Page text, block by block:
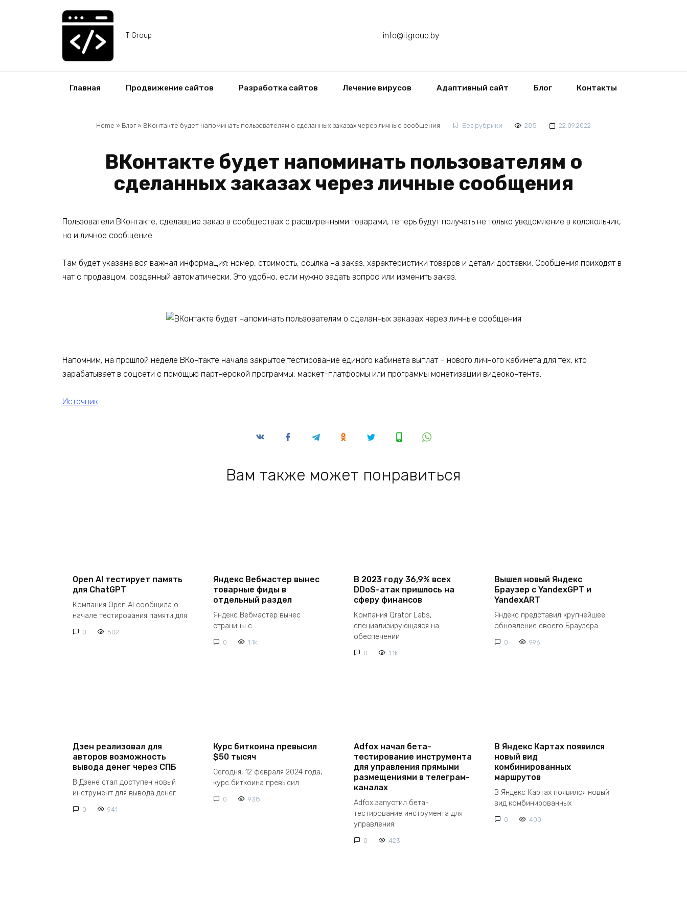
IT Group info@itgroup.by
Главная Продвижение сайтов Разработка сайтов Лечение вирусов Адаптивный сайт Блог Контакты
Home » Блог» ВКонтакте будет напоминать пользователям о сделанных заказах через личные сообщения Без рубрики 285 22.09.2022
ВКонтакте будет напоминать пользователям о
сделанных заказах через личные сообщения
Пользователи ВКонтакте, сделавшие заказ в сообществах с расширенными товарами, теперь будут получать не только уведомление в колокольчик,
но и личное сообщение.
Там будет указана вся важная информация: номер, стоимость, ссылка на заказ, характеристики товаров и детали доставки. Сообщения приходят в
чат с продавцом, созданный автоматически. Это удобно, если нужно задать вопрос или изменить заказ.
Напомним, на прошлой неделе ВКонтакте начала закрытое тестирование единого кабинета выплат – нового личного кабинета для тех, кто
зарабатывает в соцсети с помощью партнерской программы, маркет-платформы или программы монетизации видеоконтента.
Источник
Вам также может понравиться
Open AI тестирует память
для ChatGPT
Компания Open AI сообщила о
начале тестирования памяти для
0 502
Яндекс Вебмастер вынес
товарные фиды в
отдельный раздел
Яндекс Вебмастер вынес
страницы с
0 1.1k.
В 2023 году 36,9% всех
DDoS-атак пришлось на
сферу финансов
Компания Qrator Labs,
специализирующаяся на
обеспечении
0 1.1k.
Вышел новый Яндекс
Браузер с YandexGPT и
YandexART
Яндекс представил крупнейшее
обновление своего Браузера
0 996
Дзен реализовал для
авторов возможность
вывода денег через СПБ
В Дзене стал доступен новый
инструмент для вывода денег
0 941
Курс биткоина превысил
$50 тысяч
Сегодня, 12 февраля 2024 года,
курс биткоина превысил
0 938
Adfox начал бета-
тестирование инструмента
для управления прямыми
размещениями в телеграм-
каналах
Adfox запустил бета-
тестирование инструмента для
управления
0 423
В Яндекс Картах появился
новый вид
комбинированных
маршрутов
В Яндекс Картах появился новый
вид комбинированных
0 400